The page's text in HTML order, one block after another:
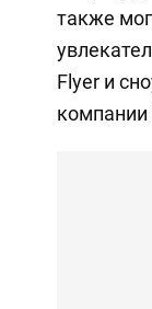
также
Flyer и
компании